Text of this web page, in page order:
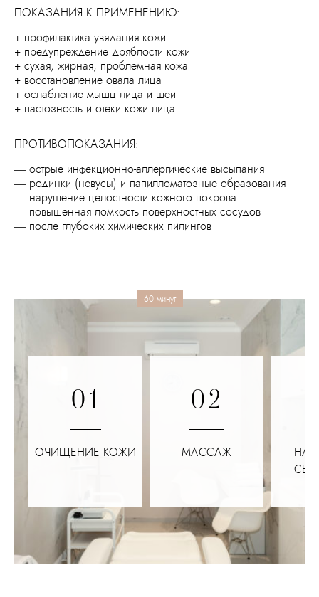
ПОКАЗАНИЯ К ПРИМЕНЕНИЮ:
+ профилактика увядания кожи
+ предупреждение дряблости кожи
+ сухая, жирная, проблемная кожа
+ восстановление овала лица
+ ослабление мышц лица и шеи
+ пастозность и отеки кожи лица
ПРОТИВОПОКАЗАНИЯ:
— острые инфекционно-аллергические высыпания
— родинки (невусы) и папилломатозные образования
— нарушение целостности кожного покрова
— повышенная ломкость поверхностных сосудов
— после глубоких химических пилингов
60 минут
01
ОЧИЩЕНИЕ КОЖИ
02
МАССАЖ